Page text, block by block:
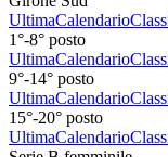
UltimaCalendario
1°-8° posto
UltimaCalendario
9°-14° posto
UltimaCalendario
15°-20° posto
UltimaCalendario